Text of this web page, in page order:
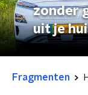
zonder
uit je
Fragmenten